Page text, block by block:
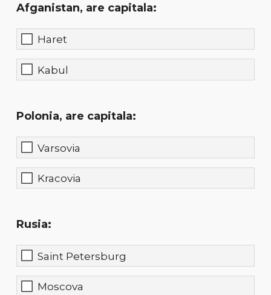
Afganistan, are capitala:
Haret
Kabul
Polonia, are capitala:
Varsovia
Kracovia
Rusia:
Saint Petersburg
Moscova